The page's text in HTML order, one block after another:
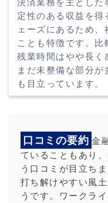
決済業務を主とした
定性のある収益を得
ェーズにあるため
ことも特徴です。比
残業時間はやや長く
まだ未整備な部分
も目立っています。
口コミの要約 金
ていることもあり
う口コミが目立ち
打ち解けやすい風
うです。ワークラ